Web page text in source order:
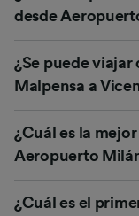
desde
¿Se puede
Malpensa a
¿Cuál es la
Aeropuerto
¿Cuál es el